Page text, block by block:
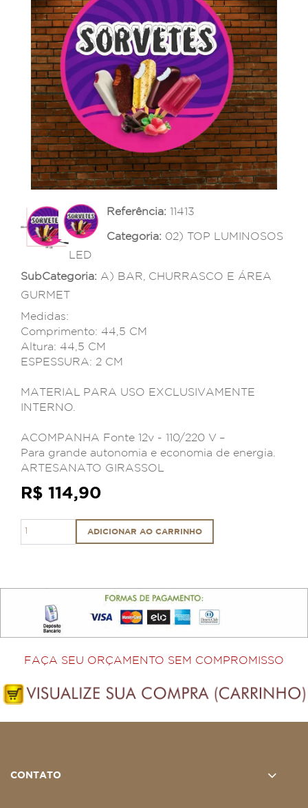
Referência: 11413
Categoria: 02) TOP LUMINOSOS
LED
SubCategoria: A) BAR, CHURRASCO E ÁREA
GURMET
Medidas:
Comprimento: 44,5 CM
Altura: 44,5 CM
ESPESSURA: 2 CM
MATERIAL PARA USO EXCLUSIVAMENTE
INTERNO.
ACOMPANHA Fonte 12v - 110/220 V –
Para grande autonomia e economia de energia.
ARTESANATO GIRASSOL
R$ 114,90
ADICIONAR AO CARRINHO
FAÇA SEU ORÇAMENTO SEM COMPROMISSO
CONTATO